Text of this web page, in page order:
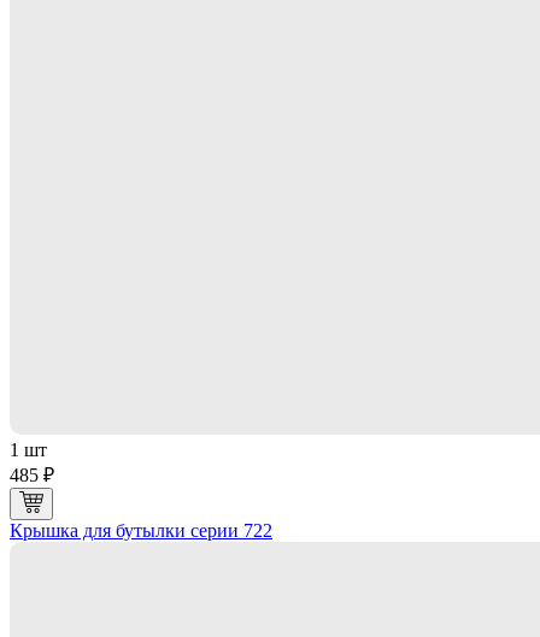
1 шт
485 ₽
Крышка для бутылки серии 722